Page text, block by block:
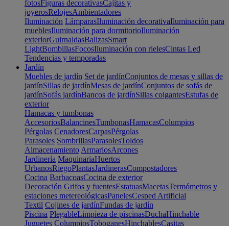
fotosFiguras decorativasCajitas y
joyerosRelojesAmbientadores
Iluminación LámparasIluminación decorativaIluminación para
mueblesIluminación para dormitorioIluminación
exteriorGuirnaldasBalizasSmart
LightBombillasFocosIluminación con rielesCintas Led
Tendencias y temporadas
Jardín
Muebles de jardín Set de jardínConjuntos de mesas y sillas de
jardínSillas de jardínMesas de jardínConjuntos de sofás de
jardínSofás jardínBancos de jardínSillas colgantesEstufas de
exterior
Hamacas y tumbonas
AccesoriosBalancinesTumbonasHamacasColumpios
Pérgolas CenadoresCarpasPérgolas
Parasoles SombrillasParasolesToldos
Almacenamiento ArmariosArcones
Jardinería MaquinariaHuertos
UrbanosRiegoPlantasJardinerasCompostadores
Cocina BarbacoasCocina de exterior
Decoración Grifos y fuentesEstatuasMacetasTermómetros y
estaciones metereológicasPanelesCesped Artificial
Textil Cojines de jardínFundas de jardín
Piscina PlegableLimpieza de piscinasDuchaHinchable
Juguetes ColumpiosToboganesHinchablesCasitas